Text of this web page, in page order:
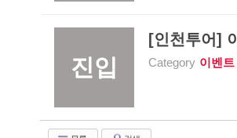
진입
[인천투어]
Category 이벤트